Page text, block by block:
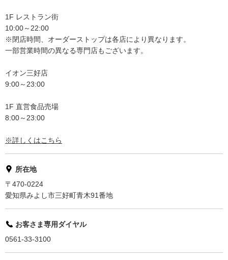
1F レストラン街
10:00～22:00
※閉店時間、オーダーストップは各店により異なります。
一部営業時間の異なる専門店もございます。
イオン三好店
9:00～23:00
1F 直営食品売場
8:00～23:00
※詳しくはこちら
所在地
〒470-0224
愛知県みよし市三好町青木91番地
お客さま専用ダイヤル
0561-33-3100